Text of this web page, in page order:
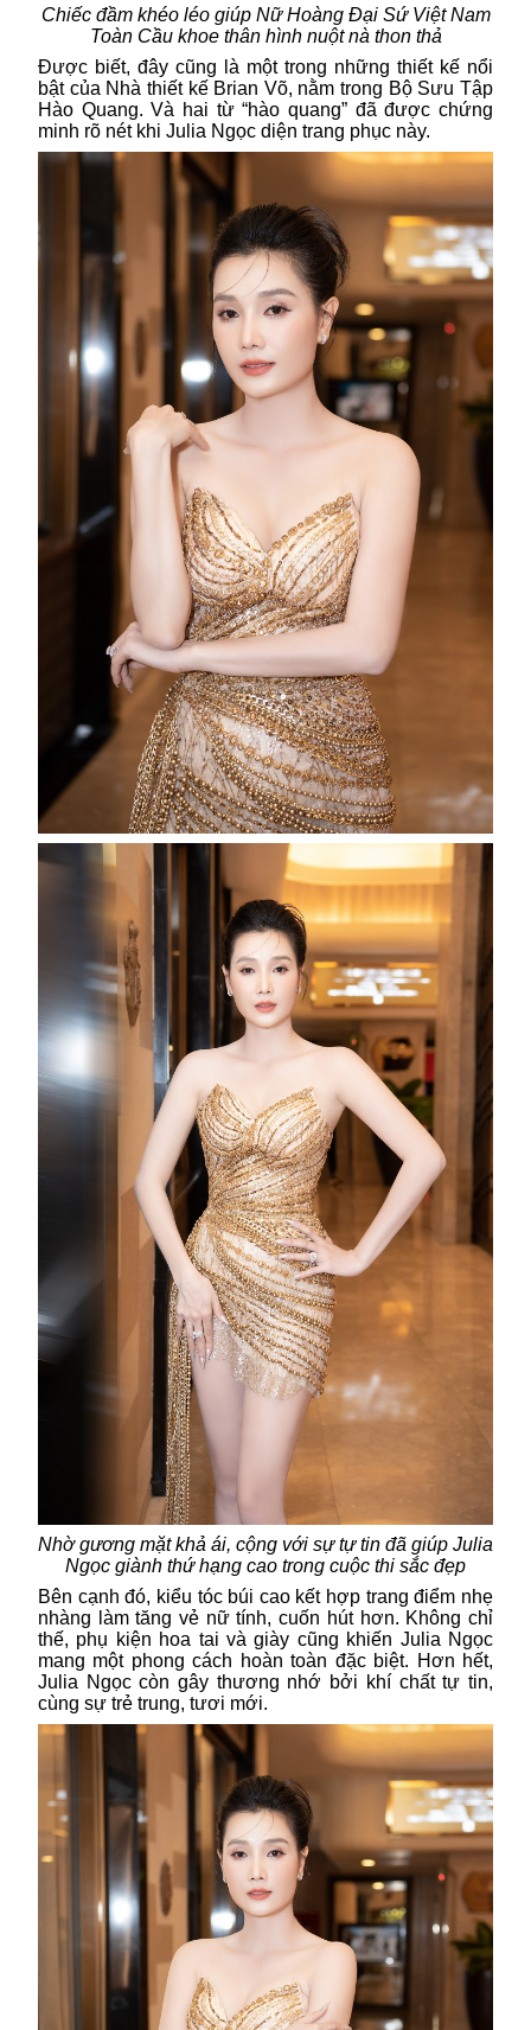
Chiếc đầm khéo léo giúp Nữ Hoàng Đại Sứ Việt Nam
Toàn Cầukhoe thân hình nuột nà thon thả
Được biết, đây cũng là một trong những thiết kế nổi
bật của Nhà thiết kế Brian Võ, nằmtrong Bộ Sưu Tập
Hào Quang. Và hai từ “hào quang” đã được chứng
minh rõ nét khi Julia Ngọc diện trang phục này.
Nhờ gương mặt khả ái, cộng với sự tự tin đã giúp Julia
Ngọc giành thứ hạng cao trong cuộc thi sắc đẹp
Bên cạnh đó, kiểu tóc búi cao kết hợp trang điểm nhẹ
nhàng làm tăng vẻ nữ tính, cuốn hút hơn. Không chỉ
thế, phụ kiện hoa tai và giày cũng khiến Julia Ngọc
mang một phong cách hoàn toàn đặc biệt. Hơn hết,
Julia Ngọc còn gây thương nhớ bởi khí chất tự tin,
cùng sự trẻ trung, tươi mới.